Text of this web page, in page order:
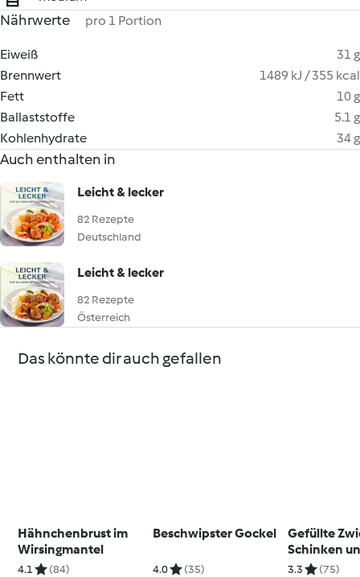
Nährwerte pro 1 Portion
Eiweiß
31 g
Brennwert
1489 kJ / 355 kcal
Fett
10 g
Ballaststoffe
5.1 g
Kohlenhydrate
34 g
Auch enthalten in
Leicht & lecker
82 Rezepte
Deutschland
Leicht & lecker
82 Rezepte
Österreich
Das könnte dir auch gefallen
Hähnchenbrust im
Wirsingmantel
4.1 (84)
Beschwipster Gockel
4.0 (35)
Gefüllte
Schinken
Kartoffeln
3.3 (75)